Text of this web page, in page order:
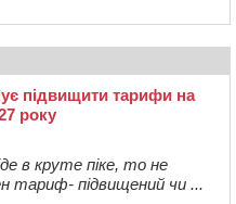
підвищити тарифи на
року
в круте піке, то не
тариф- підвищений чи ...